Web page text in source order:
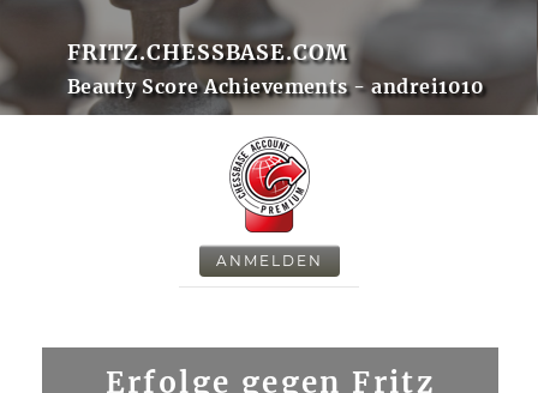
FRITZ.CHESSBASE.COM
Beauty Score Achievements - andrei1010
ANMELDEN
Erfolge gegen Fritz